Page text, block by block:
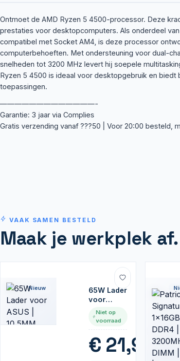
Ontmoet de AMD Ryzen 5 4500-processor. Deze
prestaties voor desktopcomputers. Als onderdeel
compatibel met Socket AM4, is deze processor
computerbehoeften. Met ondersteuning voor dual-
snelheden tot 3200 MHz levert hij soepele
Ryzen 5 4500 is ideaal voor desktopgebruik en
toepassingen.
—————————————-
Garantie: 3 jaar via Complies
Gratis verzending vanaf ???50 | Voor 20:00 besteld,
VAAK SAMEN BESTELD
Maak je werkplek af.
Nieuw
65W Lader
voor
ASUS |
10,5MM
Niet op
voorraad
€ 21,99